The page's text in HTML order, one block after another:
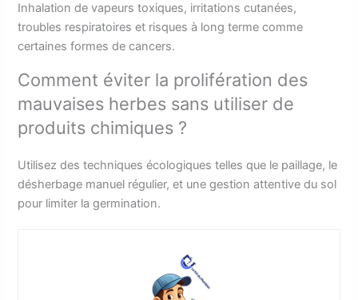
Inhalation de vapeurs toxiques, irritations cutanées,
troubles respiratoires et risques à long terme comme
certaines formes de cancers.
Comment éviter la prolifération des
mauvaises herbes sans utiliser de
produits chimiques ?
Utilisez des techniques écologiques telles que le paillage, le
désherbage manuel régulier, et une gestion attentive du sol
pour limiter la germination.